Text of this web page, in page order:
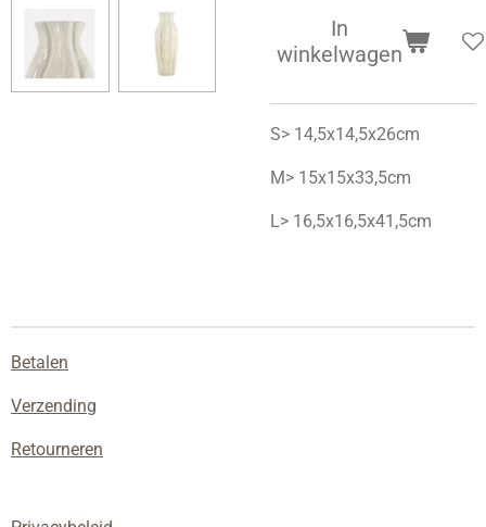
In
winkelwagen
S> 14,5x14,5x26cm
M> 15x15x33,5cm
L> 16,5x16,5x41,5cm
Betalen
Verzending
Retourneren